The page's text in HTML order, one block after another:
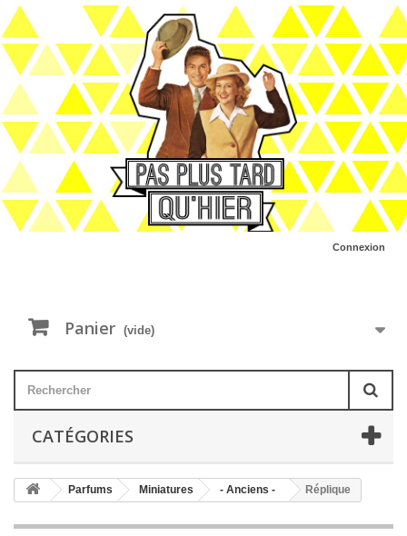
Connexion
Panier (vide)
CATÉGORIES
Parfums Miniatures - Anciens - Réplique